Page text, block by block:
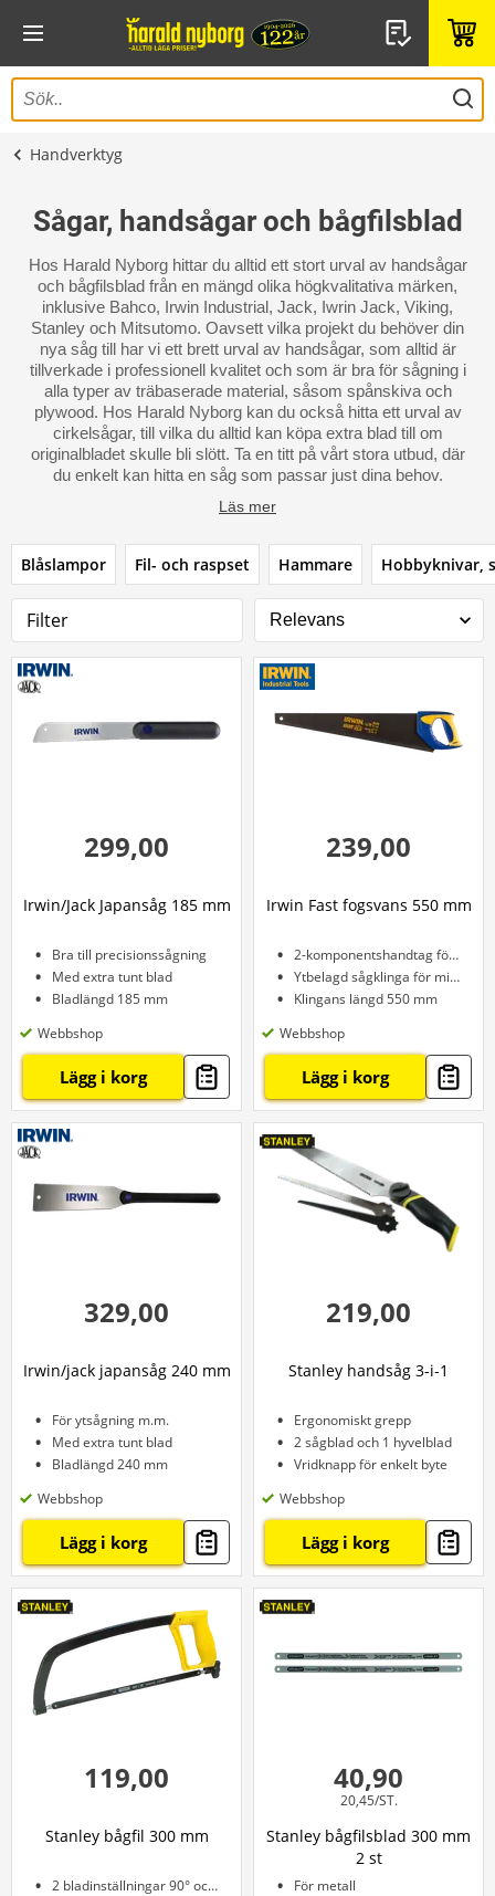
Handverktyg
Sågar, handsågar och bågfilsblad
Hos Harald Nyborg hittar du alltid ett stort urval av handsågar
och bågfilsblad från en mängd olika högkvalitativa märken,
inklusive Bahco, Irwin Industrial, Jack, Iwrin Jack, Viking,
Stanley och Mitsutomo. Oavsett vilka projekt du behöver din
nya såg till har vi ett brett urval av handsågar, som alltid är
tillverkade i professionell kvalitet och som är bra för sågning i
alla typer av träbaserade material, såsom spånskiva och
plywood. Hos Harald Nyborg kan du också hitta ett urval av
cirkelsågar, till vilka du alltid kan köpa extra blad till om
originalbladet skulle bli slött. Ta en titt på vårt stora utbud, där
du enkelt kan hitta en såg som passar just dina behov.
Läs mer
Blåslampor Fil- och raspset Hammare Hobbyknivar,
Filter
299,00
Irwin/Jack Japansåg 185 mm
Bra till precisionssågning
Med extra tunt blad
Bladlängd 185 mm
Webbshop
Lägg i korg
239,00
Irwin Fast fogsvans 550 mm
2-komponentshandtag för bra grepp
Ytbelagd sågklinga för mindre friktion
Klingans längd 550 mm
Webbshop
Lägg i korg
329,00
Irwin/jack japansåg 240 mm
För ytsågning m.m.
Med extra tunt blad
Bladlängd 240 mm
Webbshop
Lägg i korg
219,00
Stanley handsåg 3-i-1
Ergonomiskt grepp
2 sågblad och 1 hyvelblad
Vridknapp för enkelt byte
Webbshop
Lägg i korg
119,00
Stanley bågfil 300 mm
2 bladinställningar 90° och 45°
40,90
20,45/ST.
Stanley bågfilsblad 300 mm
2 st
För metall